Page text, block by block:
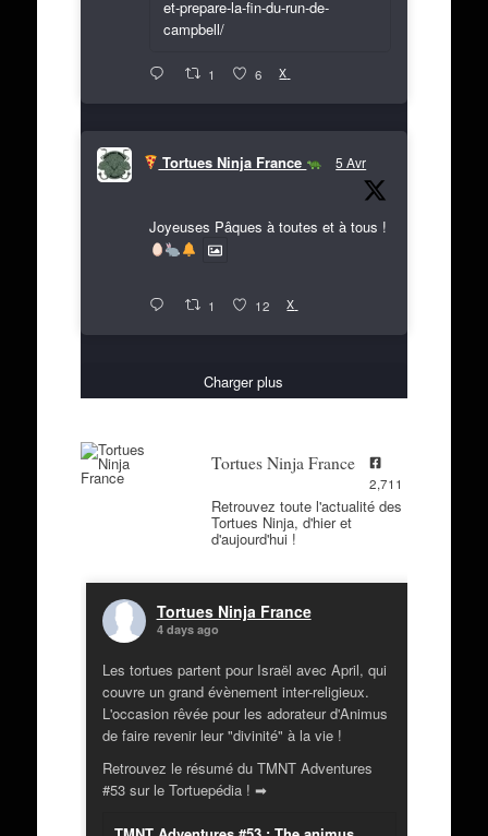
et-prepare-la-fin-du-run-de-
campbell/
1 6 X
Tortues Ninja France 5 Avr
Joyeuses Pâques à toutes et à tous !
1 12 X
Charger plus
Tortues Ninja France
2,711
Retrouvez toute l'actualité des
Tortues Ninja, d'hier et
d'aujourd'hui !
Tortues Ninja France
4 days ago
Les tortues partent pour Israël avec April, qui
couvre un grand évènement inter-religieux.
L'occasion rêvée pour les adorateur d'Animus
de faire revenir leur "divinité" à la vie !
Retrouvez le résumé du TMNT Adventures
#53 sur le Tortuepédia ! ➡